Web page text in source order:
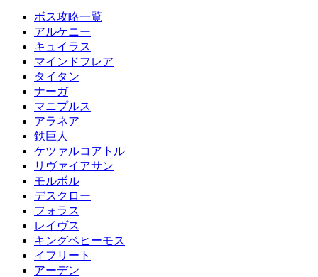
ボス攻略一覧
アルケニー
キュイラス
マインドフレア
タイタン
ナーガ
マニプルス
アラネア
鉄巨人
ケツァルコアトル
リヴァイアサン
モルボル
デスクロー
フォラス
レイヴス
キングベヒーモス
イフリート
アーデン